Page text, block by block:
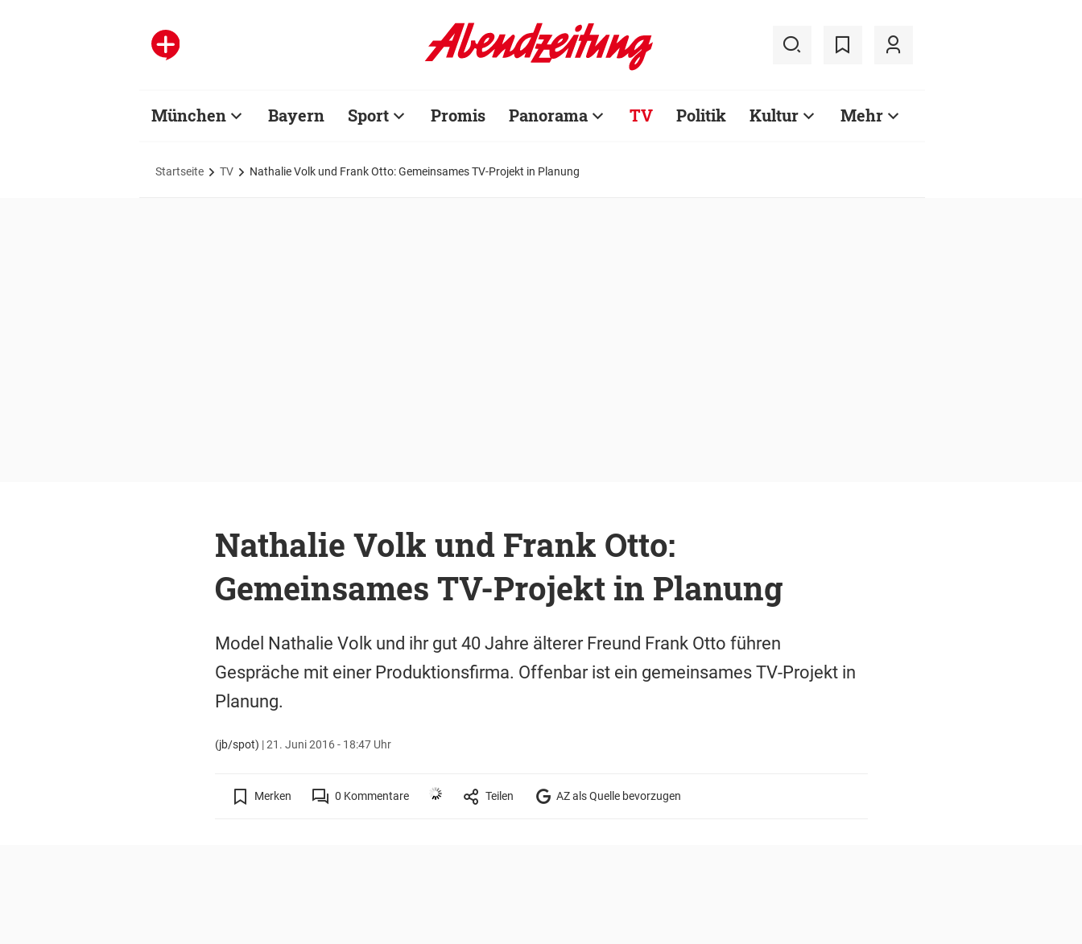
München Bayern Sport Promis Panorama TV Politik Kultur Mehr
Startseite TV Nathalie Volk und Frank Otto: Gemeinsames TV-Projekt in Planung
Nathalie Volk und Frank Otto:
Gemeinsames TV-Projekt in Planung
Model Nathalie Volk und ihr gut 40 Jahre älterer Freund Frank Otto führen
Gespräche mit einer Produktionsfirma. Offenbar ist ein gemeinsames TV-Projekt in
Planung.
(jb/spot) |21. Juni 2016 - 18:47 Uhr
Merken 0 Kommentare Teilen AZ als Quelle bevorzugen